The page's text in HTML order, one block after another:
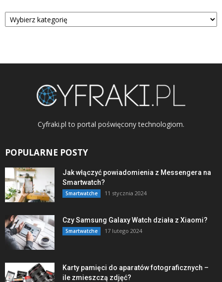
Kategorie
Cyfraki.pl to portal poświęcony technologiom.
POPULARNE POSTY
Jak włączyć powiadomienia z Messengera na
Smartwatch?
Smartwatche 11 stycznia 2024
Czy Samsung Galaxy Watch działa z Xiaomi?
Smartwatche 17 lutego 2024
Karty pamięci do aparatów fotograficznych –
ile zmieszczą zdjęć?